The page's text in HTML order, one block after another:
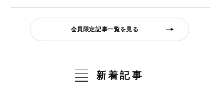
会員限定記事一覧を見る
新着記事